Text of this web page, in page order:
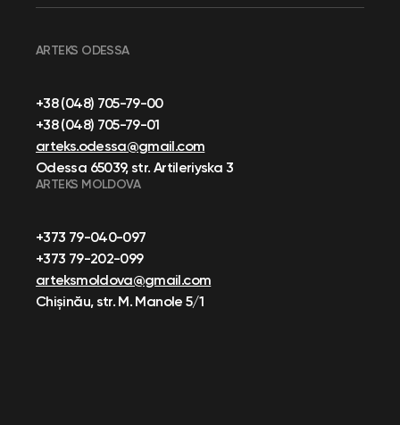
ARTEKS ODESSA
+38 (048) 705-79-00
+38 (048) 705-79-01
arteks.odessa@gmail.com
Odessa 65039, str. Artileriyska 3
ARTEKS MOLDOVA
+373 79-040-097
+373 79-202-099
arteksmoldova@gmail.com
Chișinău, str. M. Manole 5/1